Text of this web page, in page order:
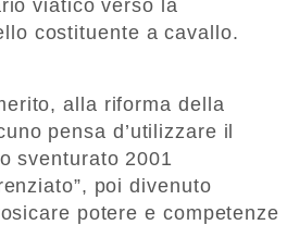
viatico verso la
costituente a cavallo.
alla riforma della
pensa d’utilizzare il
sventurato 2001
poi divenuto
potere e competenze